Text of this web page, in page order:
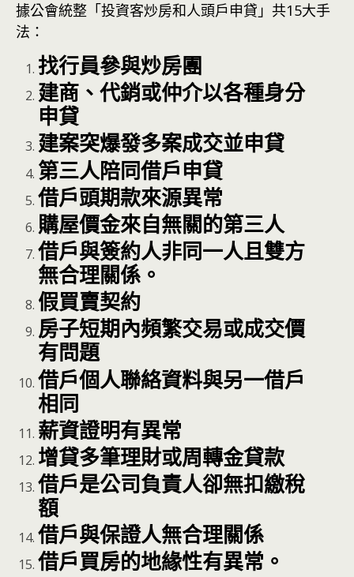
據公會統整「投資客炒房和人頭戶申貸」共15大手
法：
找行員參與炒房團
建商、代銷或仲介以各種身分
申貸
建案突爆發多案成交並申貸
第三人陪同借戶申貸
借戶頭期款來源異常
購屋價金來自無關的第三人
借戶與簽約人非同一人且雙方
無合理關係。
假買賣契約
房子短期內頻繁交易或成交價
有問題
借戶個人聯絡資料與另一借戶
相同
薪資證明有異常
增貸多筆理財或周轉金貸款
借戶是公司負責人卻無扣繳稅
額
借戶與保證人無合理關係
借戶買房的地緣性有異常。